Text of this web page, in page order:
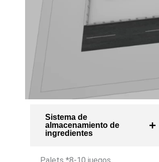
Sistema de
almacenamiento de
ingredientes